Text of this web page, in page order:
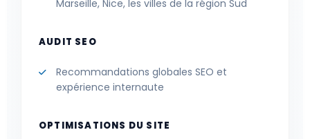
Marseille, Nice, les villes de la région Sud
AUDIT SEO
Recommandations globales SEO et
expérience internaute
OPTIMISATIONS DU SITE